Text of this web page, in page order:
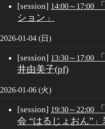
[session] 14:00～17:00
ション」
2026-01-04 (日)
[session] 13:30～17:00
井由美子(pf)
2026-01-06 (火)
[session] 19:30～22:00
会 “はるじょおん”